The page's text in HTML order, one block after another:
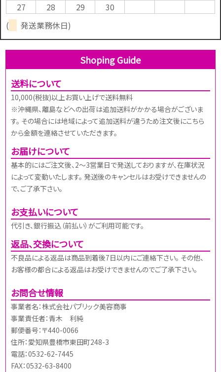
27
28 29
30
(
発送業務休日)
Shoping Guide
送料について
10,000(税抜)以上お買い上げで送料無料
※沖縄県、離島などへの出荷は追加送料がかかる場合がございま
す。 その場合には地域によって追加送料が違うため注文後にこちら
から金額を連絡させていただきます。
お届けについて
基本的にはご注文後、2～3営業日で発送しておりますが、在庫状況
によって変動いたします。 発送後のキャンセルはお受けできませんの
で、ご了承下さい。
お支払いについて
代引き、銀行振込（前払い）がご利用可能です。
返品、交換について
不良品による返品は商品到着後7日以内にご連絡下さい。 その他、
お客様の都合による返品はお受けできませんのでご了承下さい。
お問合せ情報
事業者名：株式会社パブリック美容商事
事業責任者：青木 利純
郵便番号：〒440-0066
住所：愛知県豊橋市東田町248-3
電話：0532-62-7445
FAX：0532-63-8400